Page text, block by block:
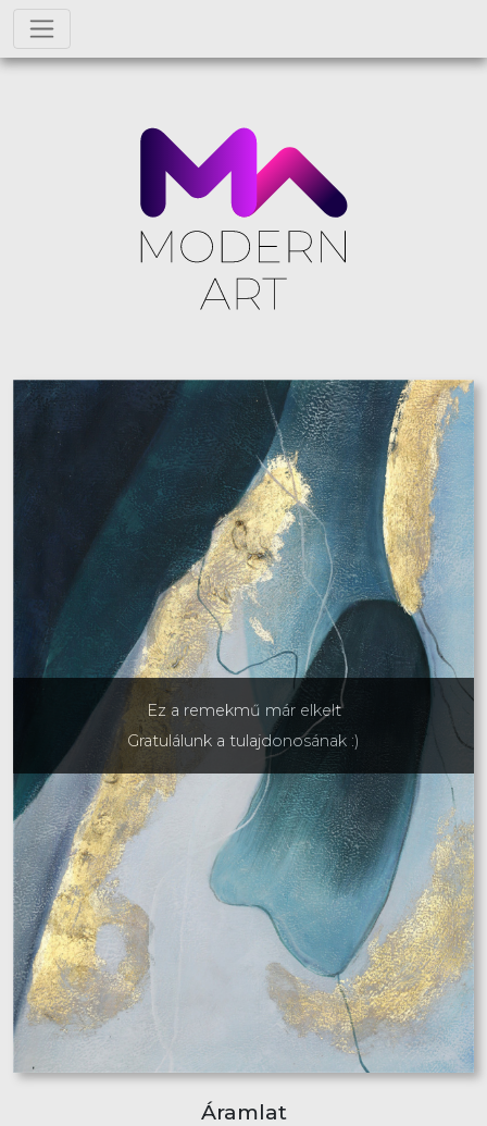
Ez a remekmű már elkelt
Gratulálunk a tulajdonosának :)
Áramlat